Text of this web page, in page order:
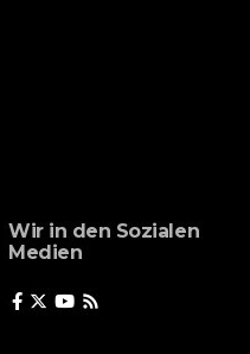
Wir in den Sozialen
Medien